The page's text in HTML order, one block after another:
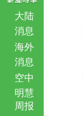
大陆
消息
海外
消息
空中
明慧
周报